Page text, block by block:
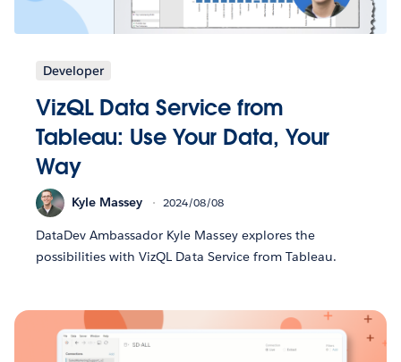
Developer
VizQL Data Service from
Tableau: Use Your Data, Your
Way
Kyle Massey 2024/08/08
DataDev Ambassador Kyle Massey explores the
possibilities with VizQL Data Service from Tableau.